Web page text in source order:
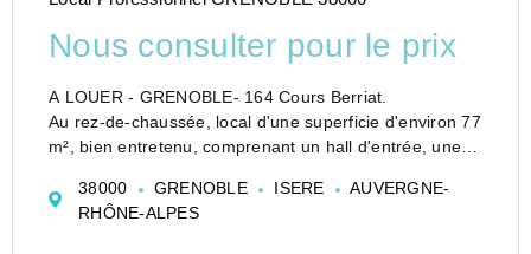
Nous consulter pour le prix
A LOUER - GRENOBLE- 164 Cours Berriat.
Au rez-de-chaussée, local d'une superficie d'environ 77
m², bien entretenu, comprenant un hall d'entrée, une
directement sur le cours berriat avec une belle...
38000 GRENOBLE ISERE
AUVERGNE-
RHÔNE-ALPES